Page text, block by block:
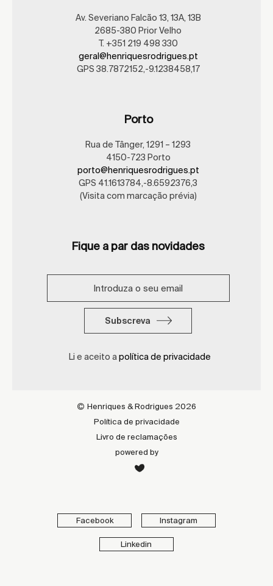
Av. Severiano Falcão 13, 13A, 13B
2685-380 Prior Velho
T. +351 219 498 330
geral@henriquesrodrigues.pt
GPS 38.7872152,-9.1238458,17
Porto
Rua de Tânger, 1291 – 1293
4150-723 Porto
porto@henriquesrodrigues.pt
GPS 41.1613784,-8.6592376,3
(Visita com marcação prévia)
Fique a par das novidades
Subscreva
Li e aceito apolítica de privacidade
Henriques & Rodrigues 2026
Política de privacidade
Livro de reclamações
powered by
Facebook Instagram
Linkedin